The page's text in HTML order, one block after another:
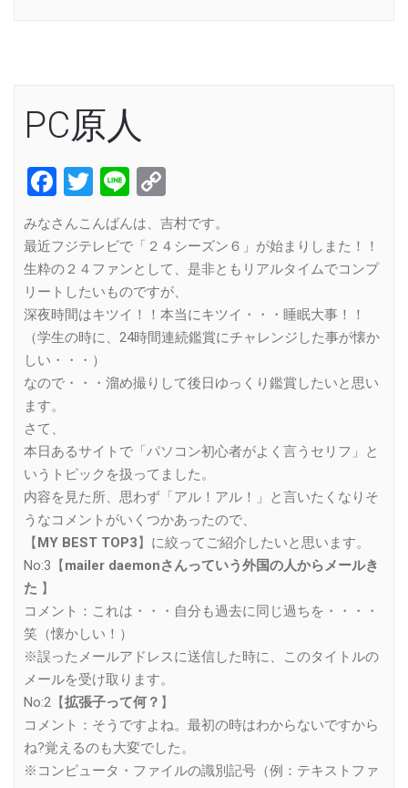
PC原人
Facebook
Twitter
Line
Link
みなさんこんばんは、吉村です。
最近フジテレビで「２４シーズン６」が始まりしまた！！
生粋の２４ファンとして、是非ともリアルタイムでコンプ
リートしたいものですが、
深夜時間はキツイ！！本当にキツイ・・・睡眠大事！！
（学生の時に、24時間連続鑑賞にチャレンジした事が懐か
しい・・・）
なので・・・溜め撮りして後日ゆっくり鑑賞したいと思い
ます。
さて、
本日あるサイトで「パソコン初心者がよく言うセリフ」と
いうトピックを扱ってました。
内容を見た所、思わず「アル！アル！」と言いたくなりそ
うなコメントがいくつかあったので、
【MY BEST TOP3】に絞ってご紹介したいと思います。
No:3【mailer daemonさんっていう外国の人からメールき
た 】
コメント：これは・・・自分も過去に同じ過ちを・・・・
笑（懐かしい！）
※誤ったメールアドレスに送信した時に、このタイトルの
メールを受け取ります。
No:2【拡張子って何？ 】
コメント：そうですよね。最初の時はわからないですから
ね?覚えるのも大変でした。
※コンピュータ・ファイルの識別記号（例：テキストファ